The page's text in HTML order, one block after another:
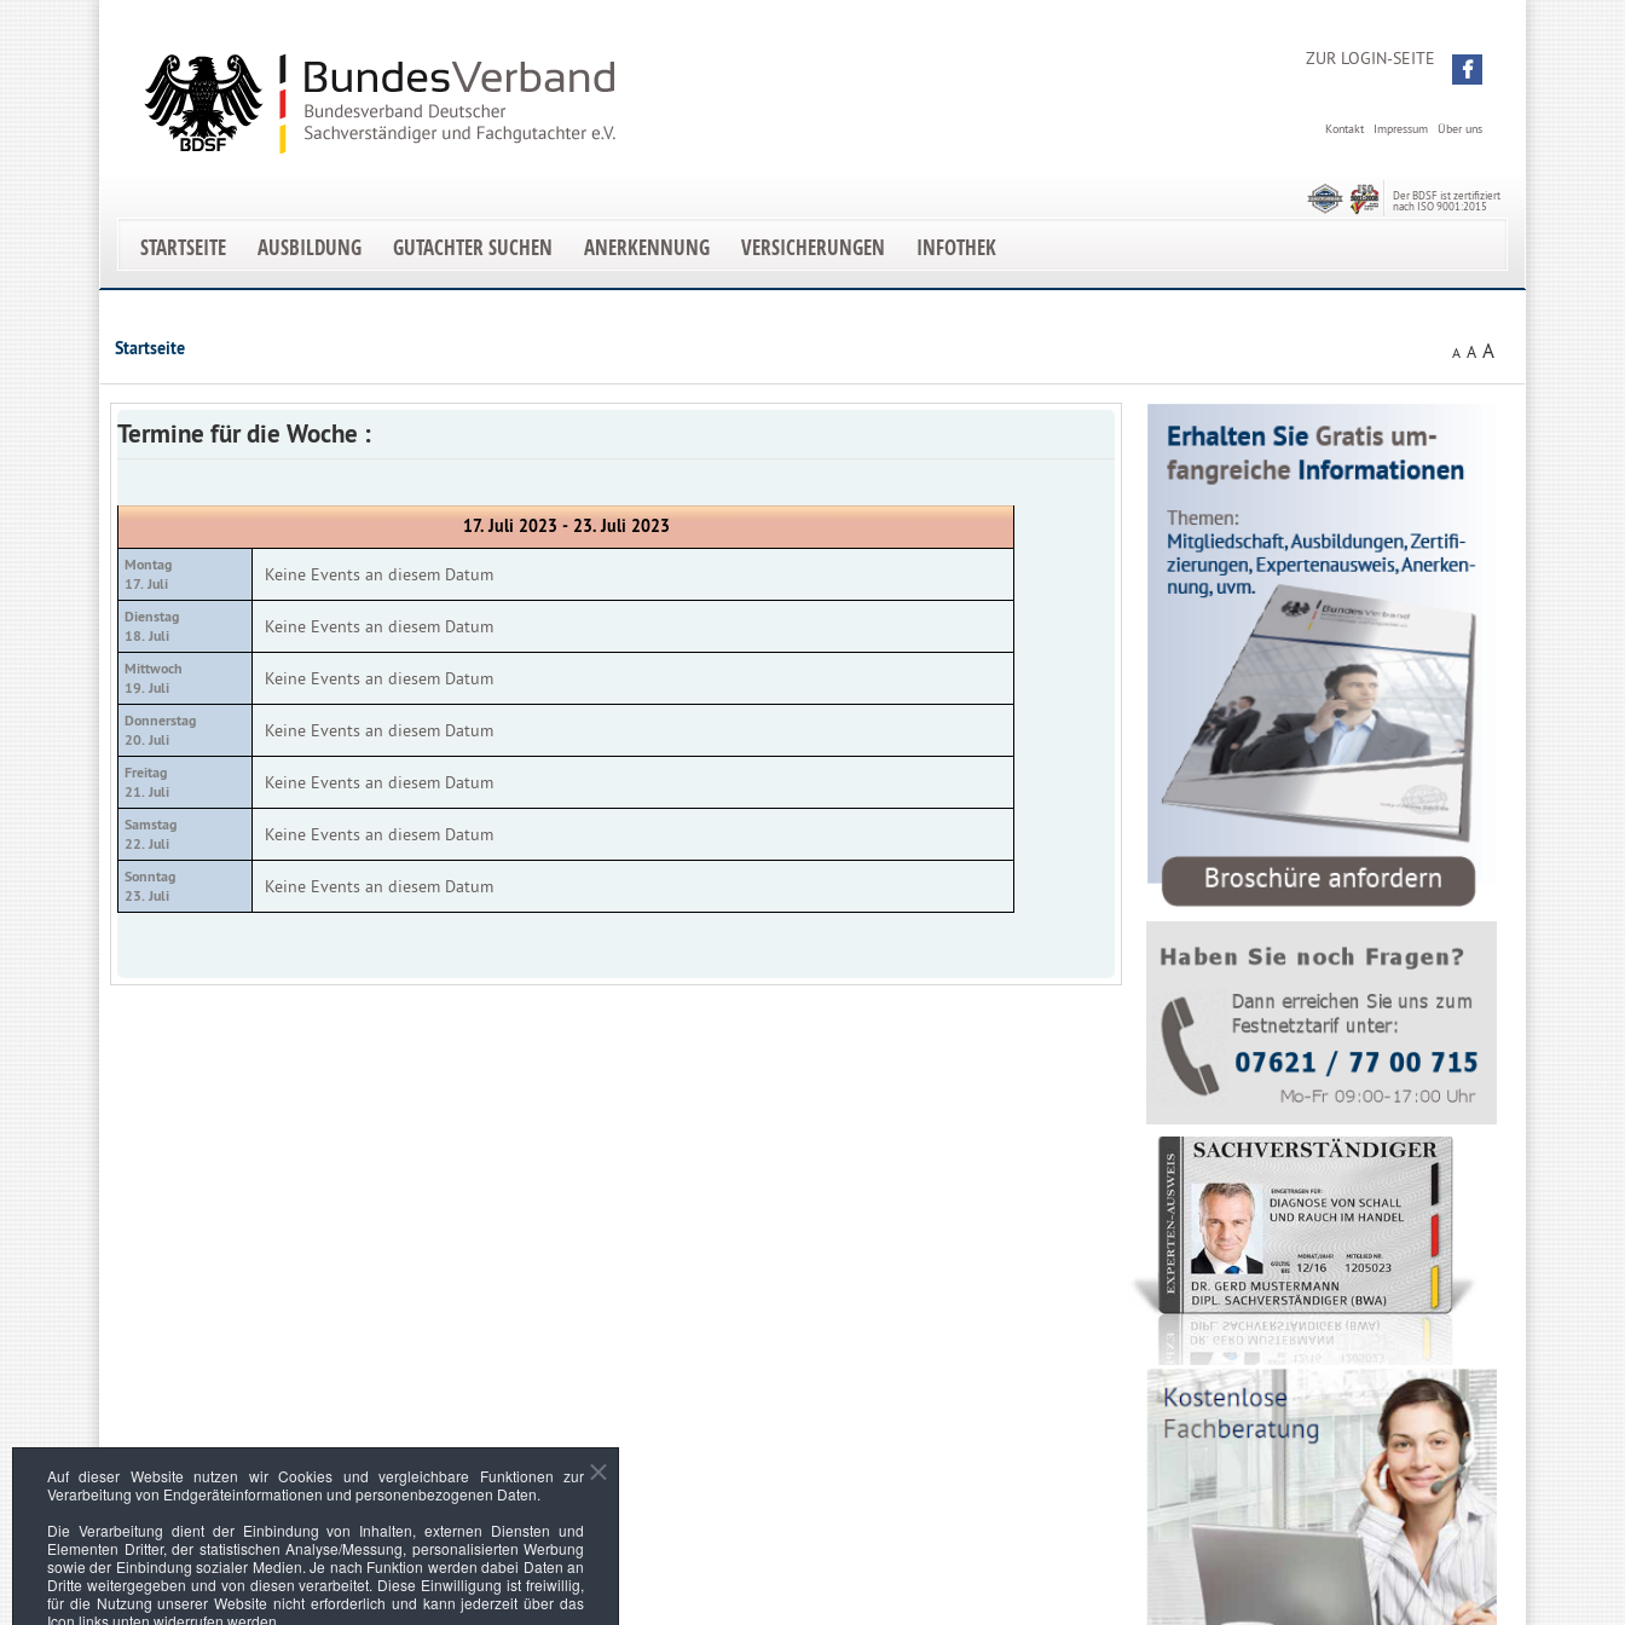
ZUR LOGIN-SEITE
Über uns
Impressum
Kontakt
Der BDSF ist zertifiziert
nach ISO 9001:2015
STARTSEITE AUSBILDUNG GUTACHTER SUCHEN ANERKENNUNG VERSICHERUNGEN INFOTHEK
Startseite A A A
Termine für die Woche :
17. Juli 2023 - 23. Juli 2023
Montag
17. Juli
Keine Events an diesem Datum
Dienstag
18. Juli
Keine Events an diesem Datum
Mittwoch
19. Juli
Keine Events an diesem Datum
Donnerstag
20. Juli
Keine Events an diesem Datum
Freitag
21. Juli
Keine Events an diesem Datum
Samstag
22. Juli
Keine Events an diesem Datum
Sonntag
23. Juli
Keine Events an diesem Datum
Auf dieser Website nutzen wir Cookies und vergleichbare Funktionen zur
Verarbeitung von Endgeräteinformationen und personenbezogenen Daten.
Die Verarbeitung dient der Einbindung von Inhalten, externen Diensten und
Elementen Dritter, der statistischen Analyse/Messung, personalisierten Werbung
sowie der Einbindung sozialer Medien. Je nach Funktion werden dabei Daten an
Dritte weitergegeben und von diesen verarbeitet. Diese Einwilligung ist freiwillig,
für die Nutzung unserer Website nicht erforderlich und kann jederzeit über das
Icon links unten widerrufen werden.